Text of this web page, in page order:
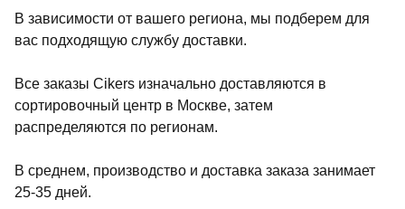
В зависимости от вашего региона, мы подберем для
вас подходящую службу доставки.
Все заказы Cikers изначально доставляются в
сортировочный центр в Москве, затем
распределяются по регионам.
В среднем, производство и доставка заказа занимает
25-35 дней.